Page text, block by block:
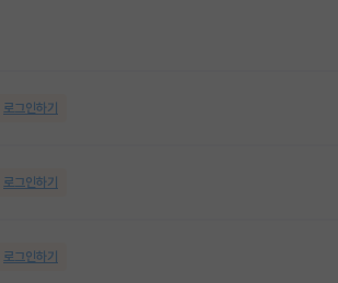
로그인하기
로그인하기
로그인하기